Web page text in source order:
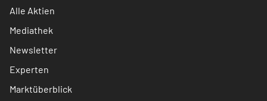
Alle Aktien
Mediathek
Newsletter
Experten
Marktüberblick